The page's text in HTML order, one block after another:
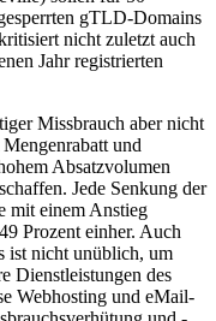
gTLD-Domains
nicht zuletzt auch
Jahr registrierten
Missbrauch aber nicht
und
Absatzvolumen
Jede Senkung der
mit einem Anstieg
Prozent einher. Auch
ist nicht unüblich, um
Dienstleistungen des
Webhosting und eMail-